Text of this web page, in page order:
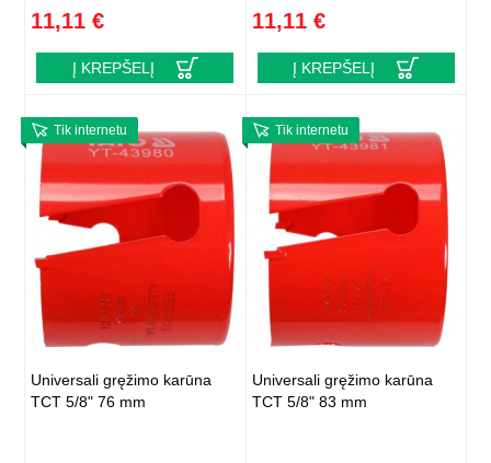
11,11 €
Į KREPŠELĮ
11,11 €
Į KREPŠELĮ
Tik internetu
Universali gręžimo karūna
TCT 5/8" 76 mm
Tik internetu
Universali gręžimo karūna
TCT 5/8" 83 mm